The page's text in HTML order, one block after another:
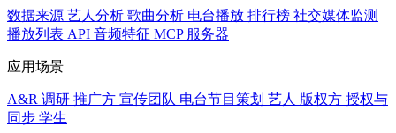
数据来源 艺人分析 歌曲分析 电台播放 排行榜 社交媒体监测
播放列表 API 音频特征 MCP 服务器
应用场景
A&R 调研 推广方 宣传团队 电台节目策划 艺人 版权方 授权与
同步 学生